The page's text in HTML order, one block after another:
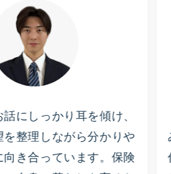
話にしっかり耳を傾け、
整理しながら分かりや
き合っています。保険